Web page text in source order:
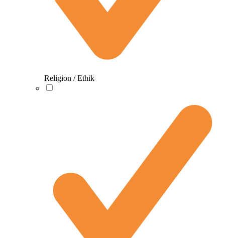
Religion / Ethik